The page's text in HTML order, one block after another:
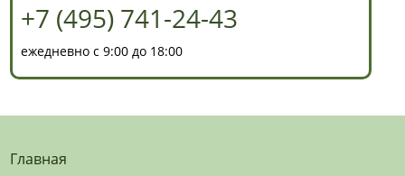
+7 (495) 741-24-43
ежедневно с 9:00 до 18:00
Главная